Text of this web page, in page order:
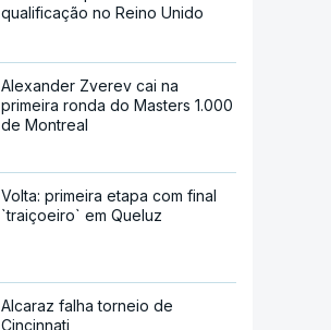
qualificação no Reino Unido
Alexander Zverev cai na
primeira ronda do Masters 1.000
de Montreal
Volta: primeira etapa com final
`traiçoeiro` em Queluz
Alcaraz falha torneio de
Cincinnati